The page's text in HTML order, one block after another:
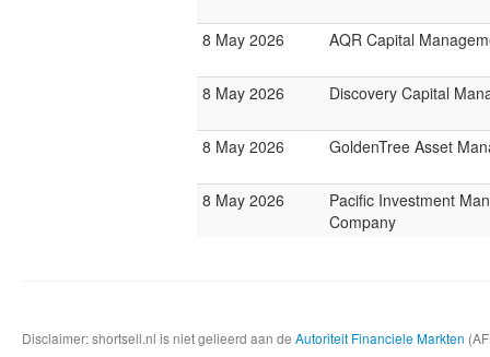
8 May 2026 AQR Capital
8 May 2026 Discovery Capital
8 May 2026 GoldenTree Asset
8 May 2026
Pacific Investment
Company
Disclaimer: shortsell.nl is niet gelieerd aan de Autoriteit Financiele Markten